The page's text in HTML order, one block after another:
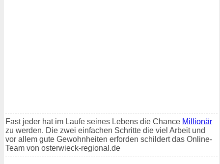
Fast jeder hat im Laufe seines Lebens die Chance Millionär
zu werden. Die zwei einfachen Schritte die viel Arbeit und
vor allem gute Gewohnheiten erforden schildert das Online-
Team von osterwieck-regional.de